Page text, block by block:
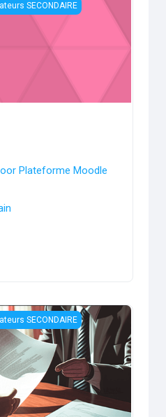
SECONDAIRE
Plateforme Moodle
Cahier de matières..
SECONDAIRE